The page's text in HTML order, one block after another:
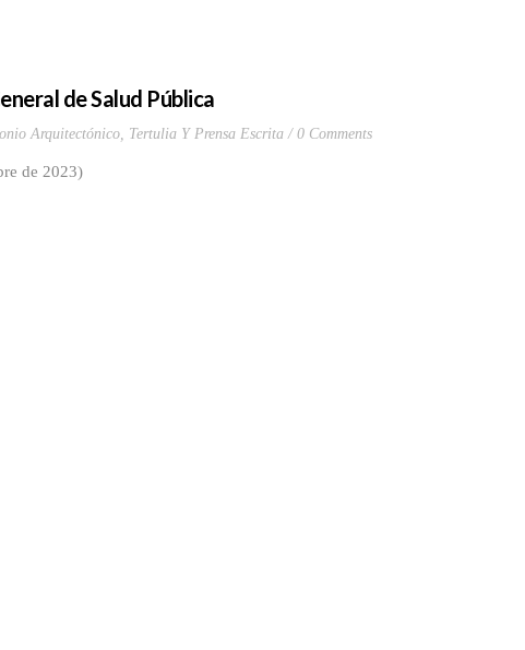
de Salud Pública
Arquitectónico, Tertulia Y Prensa Escrita 0 Comments
de 2023)